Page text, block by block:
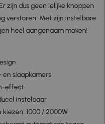
zijn dus geen lelijke knoppen
verstoren. Met zijn instelbare
heel aangenaam maken!
slaapkamers
effect
instelbaar
1000 / 2000W